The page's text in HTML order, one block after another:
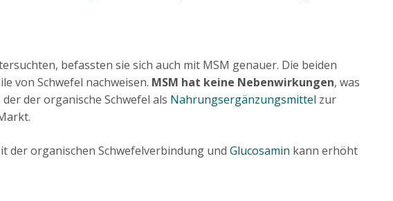
befassten sie sich auch mit MSM genauer. Die beiden
von Schwefel nachweisen. MSM hat keine Nebenwirkungen, was
der organische Schwefel als Nahrungsergänzungsmittel zur
organischen Schwefelverbindung und Glucosamin kann erhöht